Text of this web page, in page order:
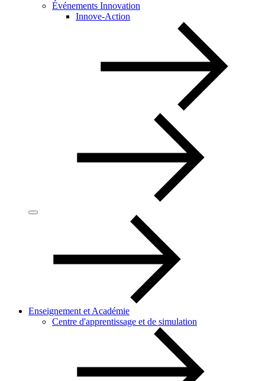
Événements Innovation
Innove-Action
Enseignement et Académie
Centre d'apprentissage et de simulation